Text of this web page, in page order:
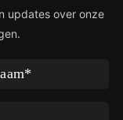
updates over onze